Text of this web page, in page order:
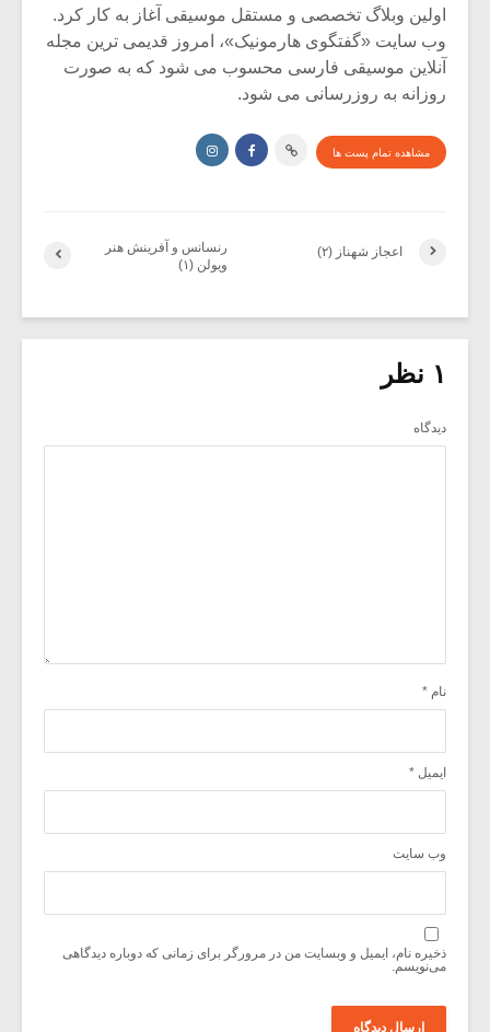
اولین وبلاگ تخصصی و مستقل موسیقی آغاز به کار کرد.
وب سایت «گفتگوی هارمونیک»، امروز قدیمی ترین مجله
آنلاین موسیقی فارسی محسوب می شود که به صورت
روزانه به روزرسانی می شود.
مشاهده تمام پست ها
رنسانس و آفرینش هنر
ویولن (۱)
اعجاز شهناز (۲)
۱ نظر
دیدگاه
نام *
ایمیل *
وب‌ سایت
ذخیره نام، ایمیل و وبسایت من در مرورگر برای زمانی که دوباره دیدگاهی
می‌نویسم.